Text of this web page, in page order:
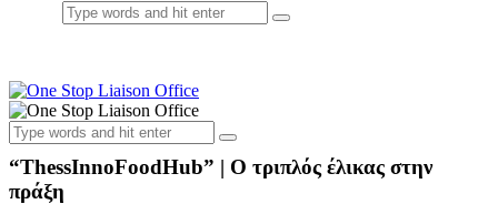
“ThessInnoFoodHub” | Ο τριπλός έλικας στην
πράξη